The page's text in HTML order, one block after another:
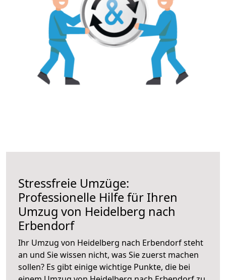
Stressfreie Umzüge:
Professionelle Hilfe für Ihren
Umzug von Heidelberg nach
Erbendorf
Ihr Umzug von Heidelberg nach Erbendorf steht
an und Sie wissen nicht, was Sie zuerst machen
sollen? Es gibt einige wichtige Punkte, die bei